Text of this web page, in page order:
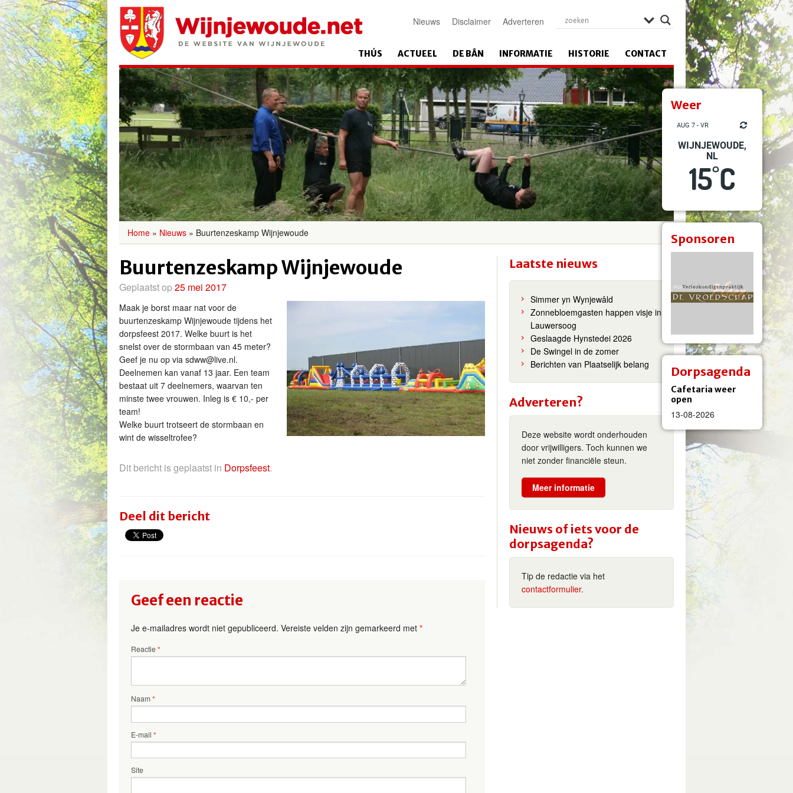
Weer
AUG 7 - VR
WIJNJEWOUDE,
NL
15°C
Sponsoren
Dorpsagenda
Cafetaria weer
open
13-08-2026
Nieuws Disclaimer Adverteren
THÚS ACTUEEL DE BÂN INFORMATIE HISTORIE CONTACT
Home » Nieuws » Buurtenzeskamp Wijnjewoude
Buurtenzeskamp Wijnjewoude
Geplaatst op25 mei 2017
Maak je borst maar nat voor de
buurtenzeskamp Wijnjewoude tijdens het
dorpsfeest 2017. Welke buurt is het
snelst over de stormbaan van 45 meter?
Geef je nu op via sdww@live.nl.
Deelnemen kan vanaf 13 jaar. Een team
bestaat uit 7 deelnemers, waarvan ten
minste twee vrouwen. Inleg is € 10,- per
team!
Welke buurt trotseert de stormbaan en
wint de wisseltrofee?
Dit bericht is geplaatst in Dorpsfeest.
Deel dit bericht
Geef een reactie
Je e-mailadres wordt niet gepubliceerd. Vereiste velden zijn gemarkeerd met *
Reactie*
Naam*
E-mail *
Site
Laatste nieuws
Simmer yn Wynjewâld
Zonnebloemgasten happen visje in
Lauwersoog
Geslaagde Hynstedei 2026
De Swingel in de zomer
Berichten van Plaatselijk belang
Adverteren?
Deze website wordt onderhouden
door vrijwilligers. Toch kunnen we
niet zonder financiële steun.
Meer informatie
Nieuws of iets voor de
dorpsagenda?
Tip de redactie via het
contactformulier.